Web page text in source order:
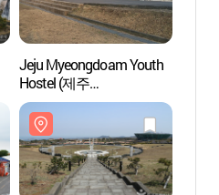
Jeju Myeongdoam Youth
Hostel (제주
명도암유스호스텔)